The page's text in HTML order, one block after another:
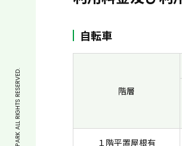
自転車
階層
１階平置屋根有